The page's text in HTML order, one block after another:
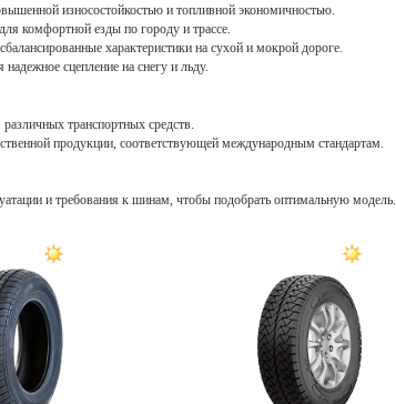
износостойкостью и топливной экономичностью.
комфортной езды по городу и трассе.
характеристики на сухой и мокрой дороге.
сцепление на снегу и льду.
транспортных средств.
продукции, соответствующей международным стандартам.
и требования к шинам, чтобы подобрать оптимальную модель.